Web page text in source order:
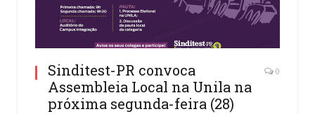
Sinditest-PR convoca
Assembleia Local na Unila na
próxima segunda-feira (28)
0